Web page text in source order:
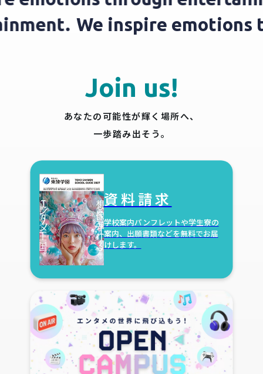
We inspire
Join us!
あなたの可能性が輝く場所へ、
一歩踏み出そう。
資料請求
学校案内パンフレットや学生寮の
案内、出願書類などを無料でお届
けします。